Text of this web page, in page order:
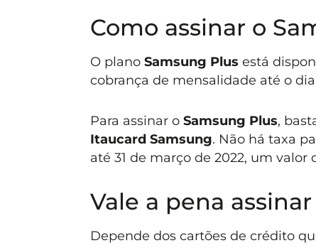
Como assinar o
O plano Samsung Plus está
cobrança de mensalidade até o
Para assinar o Samsung Plus,
Itaucard Samsung. Não há taxa
até 31 de março de 2022, um valor
Vale a pena
Depende dos cartões de crédito